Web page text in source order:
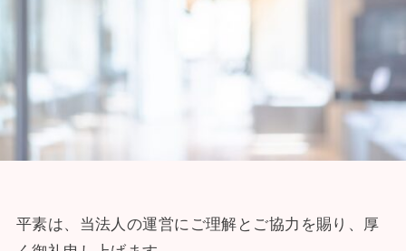
平素は、当法人の運営にご理解とご協力を賜り、厚